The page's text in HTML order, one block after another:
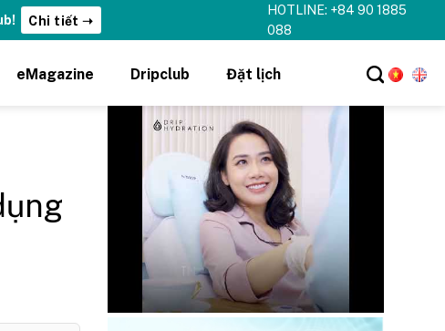
Chi tiết ➝
HOTLINE: +84 90 1885
088
eMagazine Dripclub Đặt lịch